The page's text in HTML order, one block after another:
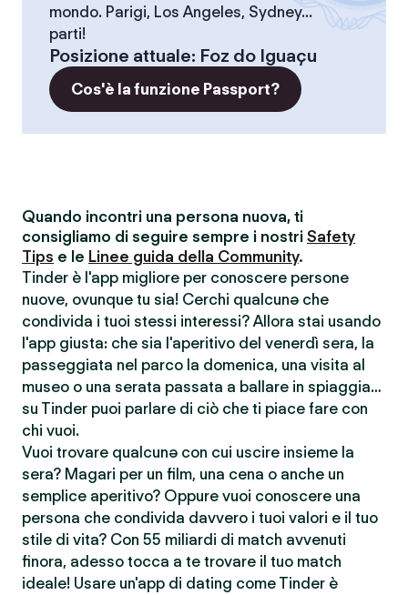
mondo. Parigi, Los Angeles, Sydney...
parti!
Posizione attuale: Foz do Iguaçu
Cos'è la funzione Passport?
Quando incontri una persona nuova, ti
consigliamo di seguire sempre i nostri Safety
Tips e le Linee guida della Community.
Tinder è l'app migliore per conoscere persone
nuove, ovunque tu sia! Cerchi qualcunə che
condivida i tuoi stessi interessi? Allora stai usando
l'app giusta: che sia l'aperitivo del venerdì sera, la
passeggiata nel parco la domenica, una visita al
museo o una serata passata a ballare in spiaggia…
su Tinder puoi parlare di ciò che ti piace fare con
chi vuoi.
Vuoi trovare qualcunə con cui uscire insieme la
sera? Magari per un film, una cena o anche un
semplice aperitivo? Oppure vuoi conoscere una
persona che condivida davvero i tuoi valori e il tuo
stile di vita? Con 55 miliardi di match avvenuti
finora, adesso tocca a te trovare il tuo match
ideale! Usare un'app di dating come Tinder è